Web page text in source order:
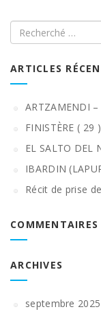
Recherche
ARTICLES
ARTZAMENDI
FINISTÈRE ( 29 )
EL SALTO DEL
IBARDIN
Récit de prise
COMMENTAIRES
ARCHIVES
septembre 2025